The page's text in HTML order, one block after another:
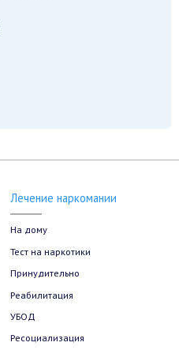
Лечение наркомании
На дому
Тест на наркотики
Принудительно
Реабилитация
УБОД
Ресоциализация